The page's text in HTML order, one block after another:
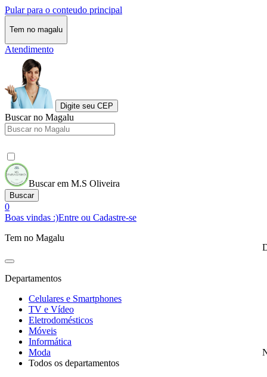
Pular para o conteudo principal
Tem no magalu
Atendimento
Digite seu CEP
Buscar no Magalu
Buscar em M.S Oliveira
Buscar
0
Boas vindas :)Entre ou Cadastre-se
Tem no Magalu
Departamentos
Celulares e Smartphones
TV e Vídeo
Eletrodomésticos
Móveis
Informática
Moda
Todos os departamentos